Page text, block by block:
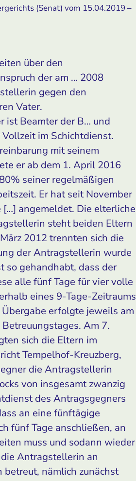
(Senat) vom 15.04.2019 –
über den
der am … 2008
gegen den
Vater.
ist Beamter der B… und
im Schichtdienst.
mit seinem
er ab dem 1. April 2016
seiner regelmäßigen
Er hat seit November
angemeldet. Die elterliche
steht beiden Eltern
2012 trennten sich die
der Antragstellerin wurde
so gehandhabt, dass der
alle fünf Tage für vier volle
eines 9-Tage-Zeitraums
Übergabe erfolgte jeweils am
Am 7.
sich die Eltern im
Tempelhof-Kreuzberg,
die Antragstellerin
von insgesamt zwanzig
des Antragsgegners
an eine fünftägige
fünf Tage anschließen, an
muss und sodann wieder
Antragstellerin an
betreut, nämlich zunächst